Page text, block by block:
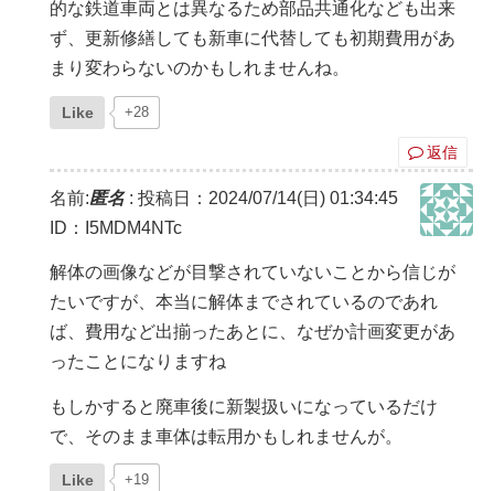
的な鉄道車両とは異なるため部品共通化なども出来
ず、更新修繕しても新車に代替しても初期費用があ
まり変わらないのかもしれませんね。
Like +28
返信
名前:匿名: 投稿日：2024/07/14(日) 01:34:45
ID：I5MDM4NTc
解体の画像などが目撃されていないことから信じが
たいですが、本当に解体までされているのであれ
ば、費用など出揃ったあとに、なぜか計画変更があ
ったことになりますね
もしかすると廃車後に新製扱いになっているだけ
で、そのまま車体は転用かもしれませんが。
Like +19